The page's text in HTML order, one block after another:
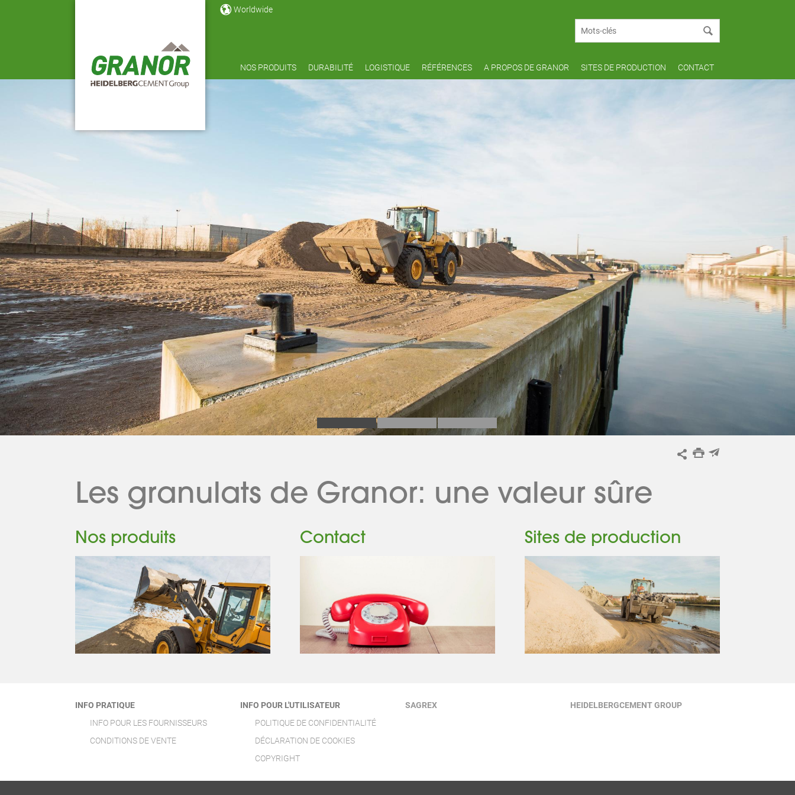
Worldwide
NOS PRODUITS DURABILITÉ LOGISTIQUE RÉFÉRENCES A PROPOS DE GRANOR SITES DE PRODUCTION CONTACT
Les granulats de Granor: une valeur sûre
Nos produits Contact Sites de production
INFO PRATIQUE
INFO POUR LES FOURNISSEURS
CONDITIONS DE VENTE
INFO POUR L'UTILISATEUR
POLITIQUE DE CONFIDENTIALITÉ
DÉCLARATION DE COOKIES
COPYRIGHT
SAGREX HEIDELBERGCEMENT GROUP